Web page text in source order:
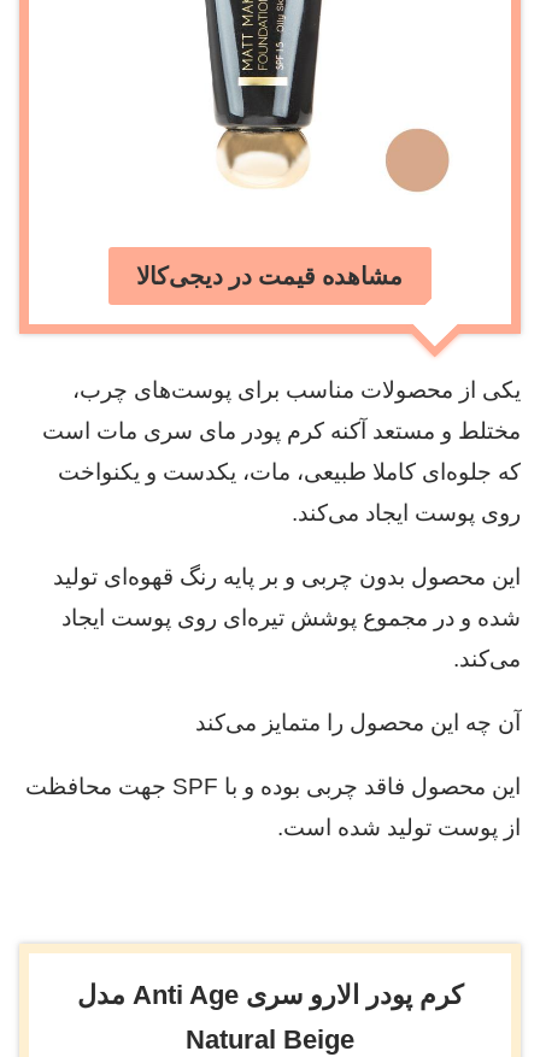
مشاهده قیمت در دیجی‌کالا
یکی از محصولات مناسب برای پوست‌های چرب،
مختلط و مستعد آکنه کرم پودر مای سری مات است
که جلوه‌ای کاملا طبیعی، مات، یکدست و یکنواخت
روی پوست ایجاد می‌کند.
این محصول بدون چربی و بر پایه رنگ قهوه‌ای تولید
شده و در مجموع پوشش تیره‌ای روی پوست ایجاد
می‌کند.
آن چه این محصول را متمایز می‌کند
این محصول فاقد چربی بوده و با SPF جهت محافظت
از پوست تولید شده است.
کرم پودر الارو سری Anti Age مدل
Natural Beige